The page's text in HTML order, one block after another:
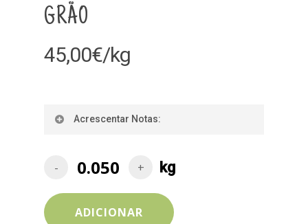
GRÃO
45,00€/kg
Acrescentar Notas:
ADICIONAR